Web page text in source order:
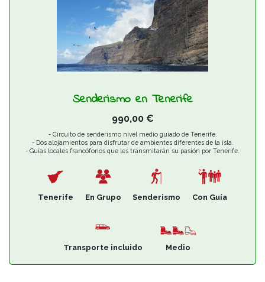
Senderismo en Tenerife
990,00€
- Circuito de senderismo nivel medio guiado de Tenerife.
- Dos alojamientos para disfrutar de ambientes diferentes de la isla.
- Guías locales francófonos que les transmitarán su pasión por Tenerife.
Tenerife En Grupo Senderismo Con Guía
Transporte incluido Medio